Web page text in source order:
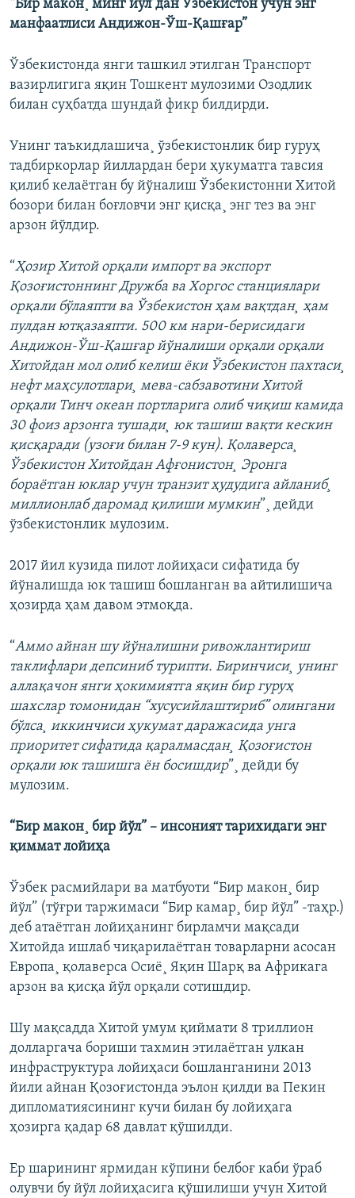
“Бир макон¸ минг йўл”дан Ўзбекистон учун энг
манфаатлиси Андижон-Ўш-Қашғар”
Ўзбекистонда янги ташкил этилган Транспорт
вазирлигига яқин Тошкент мулозими Озодлик
билан суҳбатда шундай фикр билдирди.
Унинг таъкидлашича¸ ўзбекистонлик бир гуруҳ
тадбиркорлар йиллардан бери ҳукуматга тавсия
қилиб келаëтган бу йўналиш Ўзбекистонни Хитой
бозори билан боғловчи энг қисқа¸ энг тез ва энг
арзон йўлдир.
“Ҳозир Хитой орқали импорт ва экспорт
Қозоғистоннинг Дружба ва Хоргос станциялари
орқали бўлаяпти ва Ўзбекистон ҳам вақтдан¸ ҳам
пулдан ютқазаяпти. 500 км нари-берисидаги
Андижон-Ўш-Қашғар йўналиши орқали орқали
Хитойдан мол олиб келиш ëки Ўзбекистон пахтаси¸
нефт маҳсулотлари¸ мева-сабзавотини Хитой
орқали Тинч океан портларига олиб чиқиш камида
30 фоиз арзонга тушади¸ юк ташиш вақти кескин
қисқаради (узоғи билан 7-9 кун). Қолаверса¸
Ўзбекистон Хитойдан Афғонистон¸ Эронга
бораëтган юклар учун транзит ҳудудига айланиб¸
миллионлаб даромад қилиши мумкин”¸ дейди
ўзбекистонлик мулозим.
2017 йил кузида пилот лойиҳаси сифатида бу
йўналишда юк ташиш бошланган ва айтилишича
ҳозирда ҳам давом этмоқда.
“Аммо айнан шу йўналишни ривожлантириш
таклифлари депсиниб турипти. Биринчиси¸ унинг
аллақачон янги ҳокимиятга яқин бир гуруҳ
шахслар томонидан “хусусийлаштириб” олингани
бўлса¸ иккинчиси ҳукумат даражасида унга
приоритет сифатида қаралмасдан¸ Қозоғистон
орқали юк ташишга ëн босишдир”¸ дейди бу
мулозим.
“Бир макон¸ бир йўл” – инсоният тарихидаги энг
қиммат лойиҳа
Ўзбек расмийлари ва матбуоти “Бир макон¸ бир
йўл” (тўғри таржимаси “Бир камар¸ бир йўл” -таҳр.)
деб атаëтган лойиҳанинг бирламчи мақсади
Хитойда ишлаб чиқарилаëтган товарларни асосан
Европа¸ қолаверса Осиë¸ Яқин Шарқ ва Африкага
арзон ва қисқа йўл орқали сотишдир.
Шу мақсадда Хитой умум қиймати 8 триллион
долларгача бориши тахмин этилаëтган улкан
инфраструктура лойиҳаси бошланганини 2013
йили айнан Қозоғистонда эълон қилди ва Пекин
дипломатиясининг кучи билан бу лойиҳага
ҳозирга қадар 68 давлат қўшилди.
Ер шарининг ярмидан кўпини белбоғ каби ўраб
олувчи бу йўл лойиҳасига қўшилиши учун Хитой